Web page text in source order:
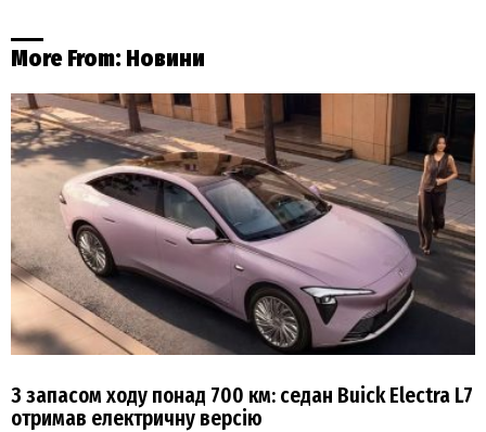
More From: Новини
З запасом ходу понад 700 км: седан Buick Electra L7
отримав електричну версію